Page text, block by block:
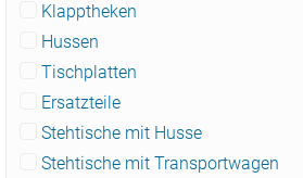
Klapptheken
Hussen
Tischplatten
Ersatzteile
Stehtische mit Husse
Stehtische mit Transportwagen